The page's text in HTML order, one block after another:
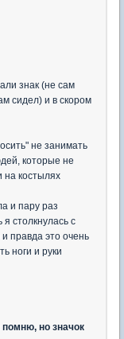
знак (не сам
сидел) и в скором
не занимать
которые не
на костылях
и пару раз
столкнулась с
правда это очень
ноги и руки
но значок